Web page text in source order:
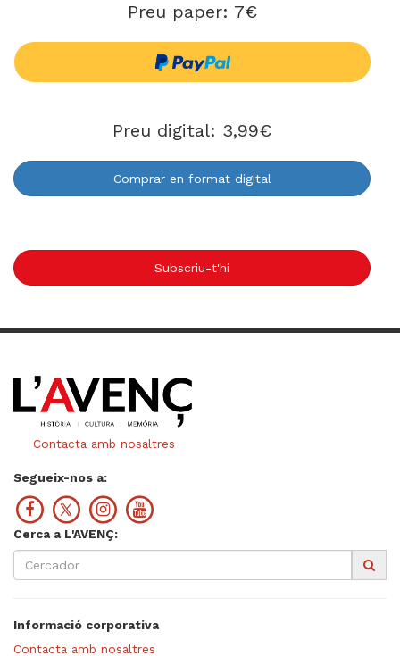
Preu paper: 7€
Preu digital: 3,99€
Comprar en format digital
Subscriu-t'hi
Contacta amb nosaltres
Segueix-nos a:
Cerca a L'AVENÇ:
Informació corporativa
Contacta amb nosaltres